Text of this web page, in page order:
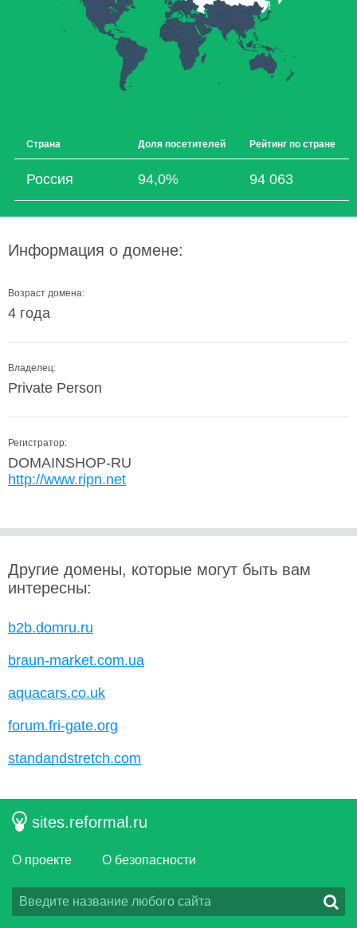
Страна Доля посетителей Рейтинг по стране
Россия 94,0% 94 063
Информация о домене:
Возраст домена:
4 года
Владелец:
Private Person
Регистратор:
DOMAINSHOP-RU
http://www.ripn.net
Другие домены, которые могут быть вам
интересны:
b2b.domru.ru
braun-market.com.ua
aquacars.co.uk
forum.fri-gate.org
standandstretch.com
sites.reformal.ru
О проекте О безопасности